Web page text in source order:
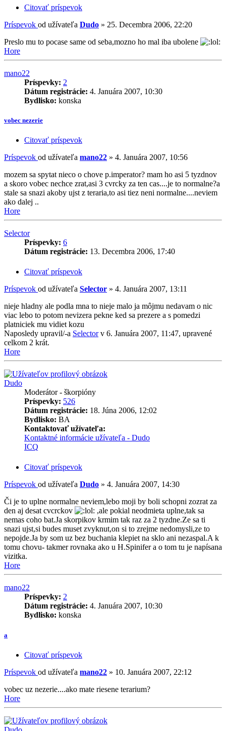
Citovať príspevok
Príspevok od užívateľa Dudo » 25. Decembra 2006, 22:20
Preslo mu to pocase same od seba,mozno ho mal iba ubolene
Hore
mano22
Príspevky: 2
Dátum registrácie: 4. Januára 2007, 10:30
Bydlisko: konska
vobec nezerie
Citovať príspevok
Príspevok od užívateľa mano22 » 4. Januára 2007, 10:56
mozem sa spytat nieco o chove p.imperator? mam ho asi 5 tyzdnov
a skoro vobec nechce zrat,asi 3 cvrcky za ten cas....je to normalne?a
stale sa snazi akoby ujst z teraria,to asi tiez neni normalne....neviem
ako dalej ..
Hore
Selector
Príspevky: 6
Dátum registrácie: 13. Decembra 2006, 17:40
Citovať príspevok
Príspevok od užívateľa Selector » 4. Januára 2007, 13:11
nieje hladny ale podla mna to nieje malo ja môjmu nedavam o nic
viac lebo to potom nevizera pekne ked sa prezere a s pomedzi
platniciek mu vidiet kozu
Naposledy upravil/-a Selectorv 6. Januára 2007, 11:47, upravené
celkom 2 krát.
Hore
Dudo
Moderátor - škorpióny
Príspevky: 526
Dátum registrácie: 18. Júna 2006, 12:02
Bydlisko: BA
Kontaktovať užívateľa:
Kontaktné informácie užívateľa - Dudo
ICQ
Citovať príspevok
Príspevok od užívateľa Dudo » 4. Januára 2007, 14:30
Či je to uplne normalne neviem,lebo moji by boli schopni zozrat za
den aj desat cvcrckov
,ale pokial neodmieta uplne,tak sa
nemas coho bat.Ja skorpikov krmim tak raz za 2 tyzdne.Ze sa ti
snazi ujst,si budes muset zvyknut,on si to zrejme nedomysli,ze to
nepojde.Ja by som uz bez buchania klepiet na sklo ani nezaspal.A k
tomu chovu- takmer rovnaka ako u H.Spinifer a o tom tu je napísana
vizitka.
Hore
mano22
Príspevky: 2
Dátum registrácie: 4. Januára 2007, 10:30
Bydlisko: konska
a
Citovať príspevok
Príspevok od užívateľa mano22 » 10. Januára 2007, 22:12
vobec uz nezerie....ako mate riesene terarium?
Hore